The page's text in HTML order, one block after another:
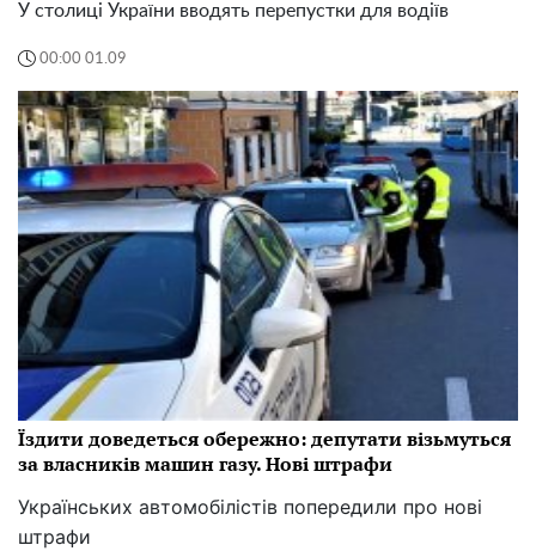
У столиці України вводять перепустки для водіїв
00:00 01.09
Їздити доведеться обережно: депутати візьмуться
за власників машин газу. Нові штрафи
Українських автомобілістів попередили про нові
штрафи